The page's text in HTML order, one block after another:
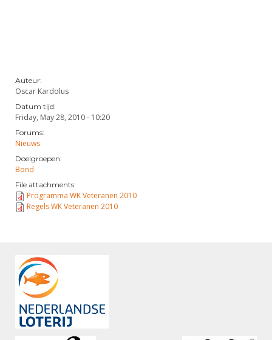
Auteur:
Oscar Kardolus
Datum tijd:
Friday, May 28, 2010 - 10:20
Forums:
Nieuws
Doelgroepen:
Bond
File attachments:
Programma WK Veteranen 2010
Regels WK Veteranen 2010